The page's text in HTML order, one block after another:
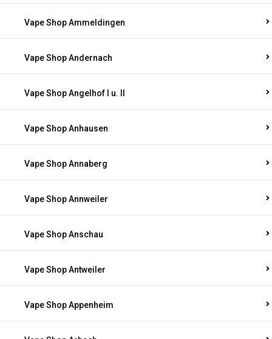
Vape Shop Ammeldingen
Vape Shop Andernach
Vape Shop Angelhof I u. II
Vape Shop Anhausen
Vape Shop Annaberg
Vape Shop Annweiler
Vape Shop Anschau
Vape Shop Antweiler
Vape Shop Appenheim